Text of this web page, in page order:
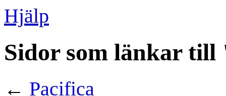
Hjälp
Sidor som länkar
← Pacifica